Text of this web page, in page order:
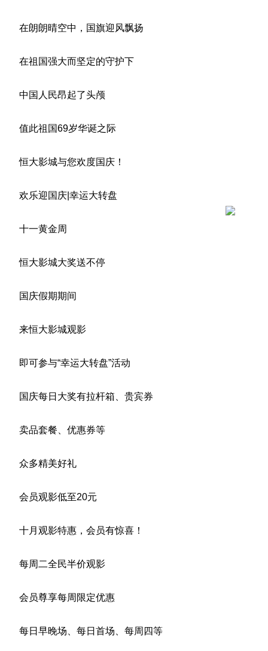
在朗朗晴空中，国旗迎风飘扬
在祖国强大而坚定的守护下
中国人民昂起了头颅
值此祖国69岁华诞之际
恒大影城与您欢度国庆！
欢乐迎国庆|幸运大转盘
十一黄金周
恒大影城大奖送不停
国庆假期期间
来恒大影城观影
即可参与“幸运大转盘”活动
国庆每日大奖有拉杆箱、贵宾券
卖品套餐、优惠券等
众多精美好礼
会员观影低至20元
十月观影特惠，会员有惊喜！
每周二全民半价观影
会员尊享每周限定优惠
每日早晚场、每日首场、每周四等